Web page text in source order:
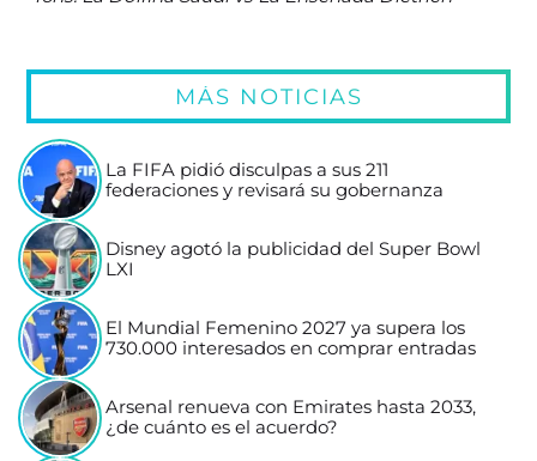
MÁS NOTICIAS
La FIFA pidió disculpas a sus 211
federaciones y revisará su gobernanza
Disney agotó la publicidad del Super Bowl
LXI
El Mundial Femenino 2027 ya supera los
730.000 interesados en comprar entradas
Arsenal renueva con Emirates hasta 2033,
¿de cuánto es el acuerdo?